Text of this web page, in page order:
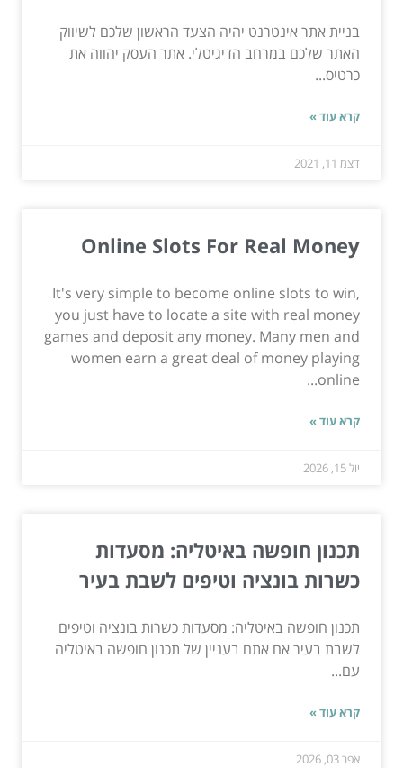
בניית אתר אינטרנט יהיה הצעד הראשון שלכם לשיווק
האתר שלכם במרחב הדיגיטלי. אתר העסק יהווה את
כרטיס...
קרא עוד »
דצמ 11, 2021
Online Slots For Real Money
It's very simple to become online slots to win,
you just have to locate a site with real money
games and deposit any money. Many men and
women earn a great deal of money playing
online...
קרא עוד »
יול 15, 2026
תכנון חופשה באיטליה: מסעדות
כשרות בונציה וטיפים לשבת בעיר
תכנון חופשה באיטליה: מסעדות כשרות בונציה וטיפים
לשבת בעיר אם אתם בעניין של תכנון חופשה באיטליה
עם...
קרא עוד »
אפר 03, 2026